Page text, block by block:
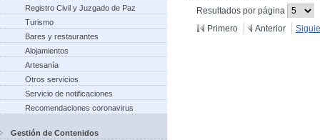
Registro Civil y Juzgado de Paz
Turismo
Bares y restaurantes
Alojamientos
Artesanía
Otros servicios
Servicio de notificaciones
Recomendaciones coronavirus
Gestión de Contenidos
Resultados por página
Primero
Anterior